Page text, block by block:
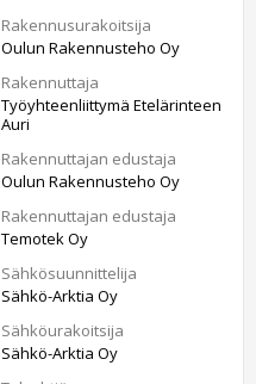
Rakennusurakoitsija
Oulun Rakennusteho Oy
Rakennuttaja
Työyhteenliittymä Etelärinteen
Auri
Rakennuttajan edustaja
Oulun Rakennusteho Oy
Rakennuttajan edustaja
Temotek Oy
Sähkösuunnittelija
Sähkö-Arktia Oy
Sähköurakoitsija
Sähkö-Arktia Oy